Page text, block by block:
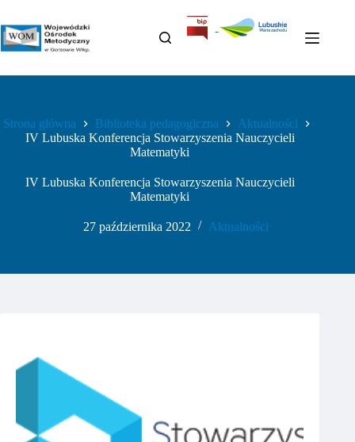
Strona główna Biblioteka pedagogiczna
Aktualności
IV Lubuska Konferencja Stowarzyszenia Nauczycieli
Matematyki
IV Lubuska Konferencja Stowarzyszenia Nauczycieli
Matematyki
27 października 2022 Aktualności